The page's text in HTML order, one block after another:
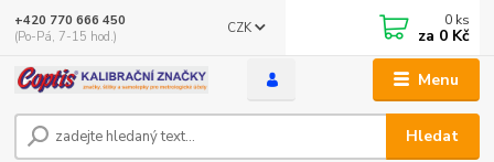
Menu
CZK
Hledat
+420 770 666 450
(Po-Pá, 7-15 hod.)
0 ks
za 0 Kč